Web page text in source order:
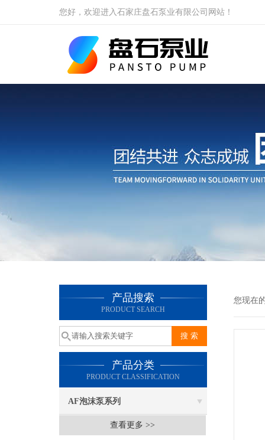
您好，欢迎进入石家庄盘石泵业有限公司网站！
产品搜索
PRODUCT SEARCH
产品分类
PRODUCT CLASSIFICATION
AF泡沫泵系列
查看更多 >>
您现在